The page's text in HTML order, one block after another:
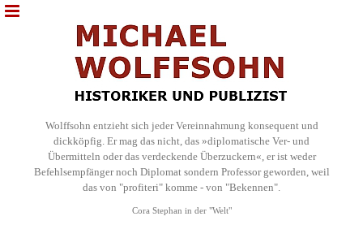
Wolffsohn entzieht sich jeder Vereinnahmung konsequent und
dickköpfig. Er mag das nicht, das »diplomatische Ver- und
Übermitteln oder das verdeckende Überzuckern«, er ist weder
Befehlsempfänger noch Diplomat sondern Professor geworden, weil
das von "profiteri" komme - von "Bekennen".
Cora Stephan in der "Welt"